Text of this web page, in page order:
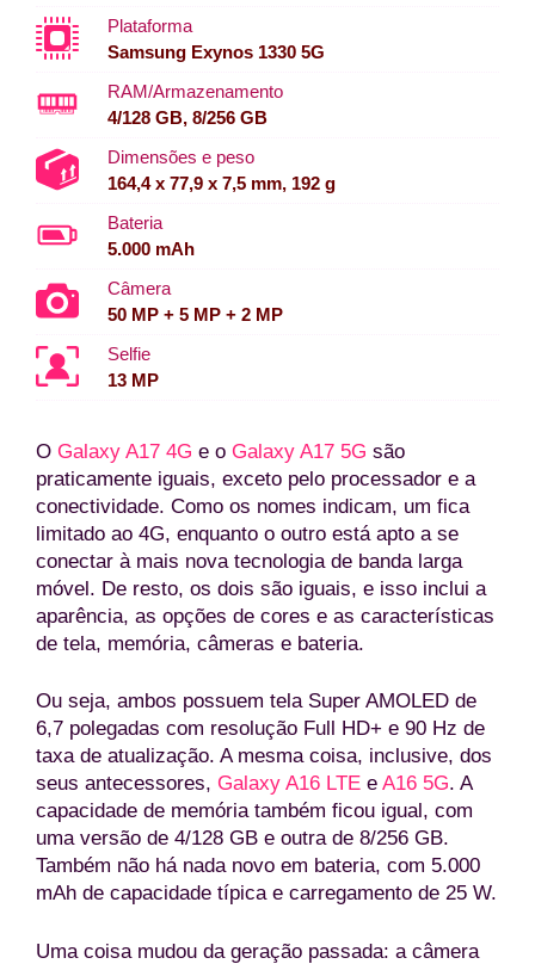
Plataforma
Samsung Exynos 1330 5G
RAM/Armazenamento
4/128 GB, 8/256 GB
Dimensões e peso
164,4 x 77,9 x 7,5 mm, 192 g
Bateria
5.000 mAh
Câmera
50 MP + 5 MP + 2 MP
Selfie
13 MP
O Galaxy A17 4G e o Galaxy A17 5G são
praticamente iguais, exceto pelo processador e a
conectividade. Como os nomes indicam, um fica
limitado ao 4G, enquanto o outro está apto a se
conectar à mais nova tecnologia de banda larga
móvel. De resto, os dois são iguais, e isso inclui a
aparência, as opções de cores e as características
de tela, memória, câmeras e bateria.
Ou seja, ambos possuem tela Super AMOLED de
6,7 polegadas com resolução Full HD+ e 90 Hz de
taxa de atualização. A mesma coisa, inclusive, dos
seus antecessores, Galaxy A16 LTE e A16 5G. A
capacidade de memória também ficou igual, com
uma versão de 4/128 GB e outra de 8/256 GB.
Também não há nada novo em bateria, com 5.000
mAh de capacidade típica e carregamento de 25 W.
Uma coisa mudou da geração passada: a câmera